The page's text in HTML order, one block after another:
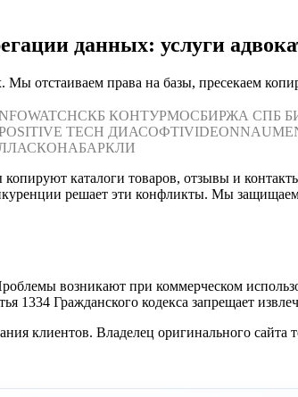
данных: услуги
отстаиваем права на базы, пресекаем
СКБ КОНТУРМОСБИРЖА СПБ
TECH ДИАСОФТIVIDEON
АСКОНАБАРКЛИ
каталоги товаров, отзывы и
решает эти конфликты. Мы
возникают при коммерческом
Гражданского кодекса запрещает
клиентов. Владелец оригинального